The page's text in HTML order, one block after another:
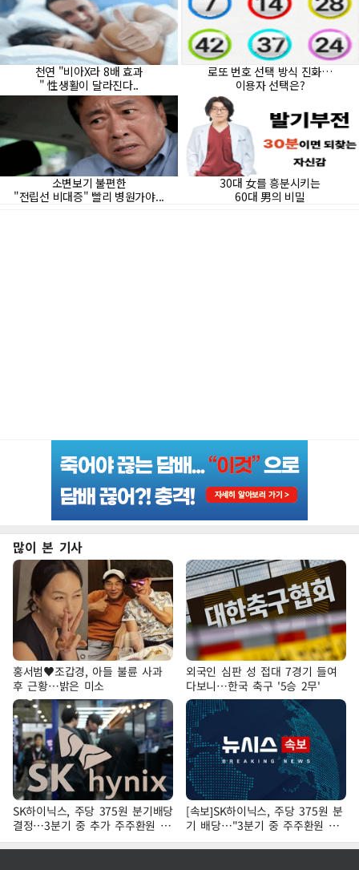
많이 본 기사
홍서범♥조갑경, 아들 불륜 사과
후 근황…밝은 미소
외국인 심판 성 접대 7경기 들여
다보니…한국 축구 '5승 2무'
SK하이닉스, 주당 375원 분기배당
결정…3분기 중 추가 주주환원 발
표
[속보]SK하이닉스, 주당 375원 분
기 배당…"3분기 중 주주환원 방
안 확정"